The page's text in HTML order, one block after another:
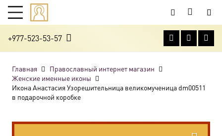
+977-523-53-57
Главная
Православный интернет магазин
Женские именные иконы
Икона Анастасия Узорешительница великомученица dm00511
в подарочной коробке